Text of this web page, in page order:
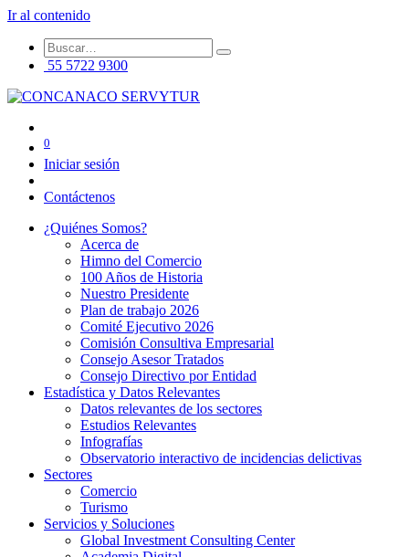
Ir al contenido
55 5722 9300
0
Iniciar sesión
Contáctenos
¿Quiénes Somos?
Acerca de
Himno del Comercio
100 Años de Historia
Nuestro Presidente
Plan de trabajo 2026
Comité Ejecutivo 2026
Comisión Consultiva Empresarial
Consejo Asesor Tratados
Consejo Directivo por Entidad
Estadística y Datos Relevantes
Datos relevantes de los sectores
Estudios Relevantes
Infografías
Observatorio interactivo de incidencias delictivas
Sectores
Comercio
Turismo
Servicios y Soluciones
Global Investment Consulting Center